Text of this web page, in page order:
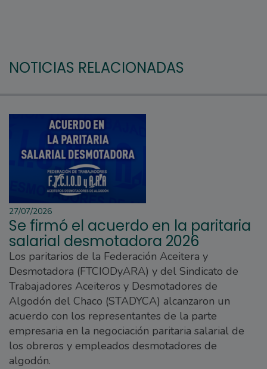
NOTICIAS RELACIONADAS
27/07/2026
Se firmó el acuerdo en la paritaria
salarial desmotadora 2026
Los paritarios de la Federación Aceitera y
Desmotadora (FTCIODyARA) y del Sindicato de
Trabajadores Aceiteros y Desmotadores de
Algodón del Chaco (STADYCA) alcanzaron un
acuerdo con los representantes de la parte
empresaria en la negociación paritaria salarial de
los obreros y empleados desmotadores de
algodón.